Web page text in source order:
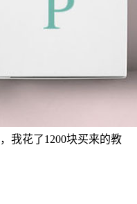
我花了1200块买来的教